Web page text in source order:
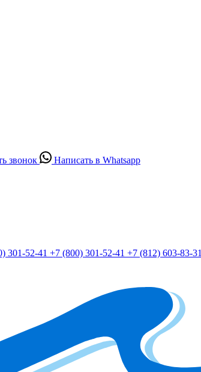
звонок Написать в Whatsapp
301-52-41 +7 (800) 301-52-41 +7 (812) 603-83-31